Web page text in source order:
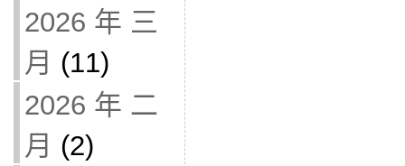
2026 年 三
月 (11)
2026 年 二
月 (2)